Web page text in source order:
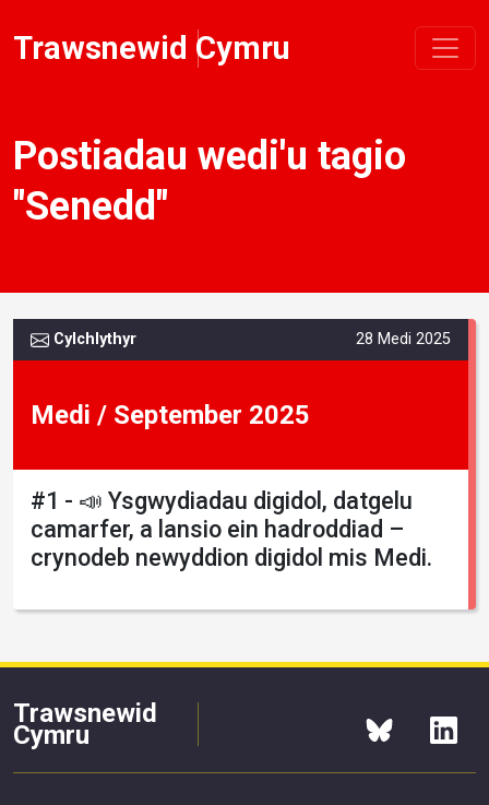
Trawsnewid Cymru
Postiadau wedi'u tagio
"Senedd"
Cylchlythyr 28 Medi 2025
Medi / September 2025
#1 - 📣 Ysgwydiadau digidol, datgelu
camarfer, a lansio ein hadroddiad –
crynodeb newyddion digidol mis Medi.
Trawsnewid
Cymru